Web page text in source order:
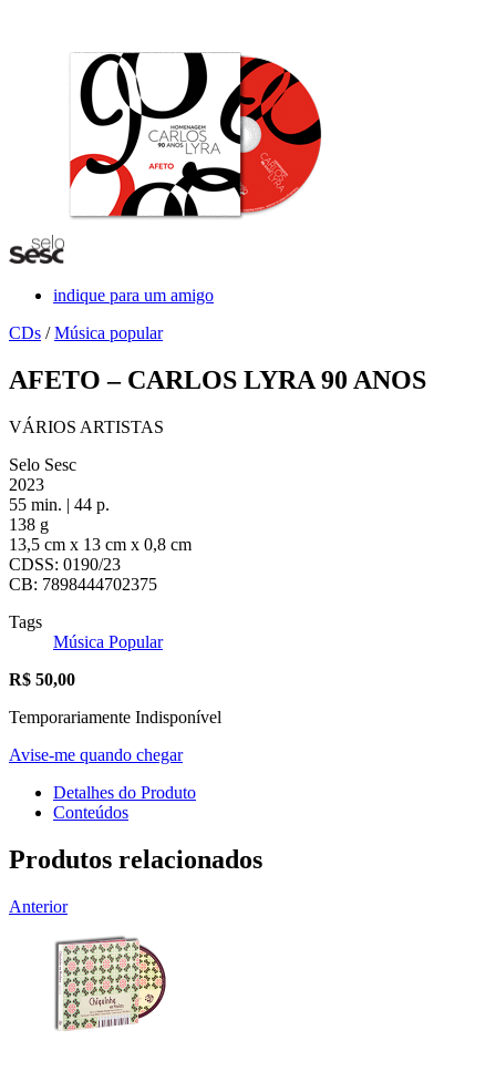
indique para um amigo
CDs /Música popular
AFETO – CARLOS LYRA 90 ANOS
VÁRIOS ARTISTAS
Selo Sesc
2023
55 min. | 44 p.
138 g
13,5 cm x 13 cm x 0,8 cm
CDSS: 0190/23
CB: 7898444702375
Tags
Música Popular
R$ 50,00
Temporariamente Indisponível
Avise-me quando chegar
Detalhes do Produto
Conteúdos
Produtos relacionados
Anterior